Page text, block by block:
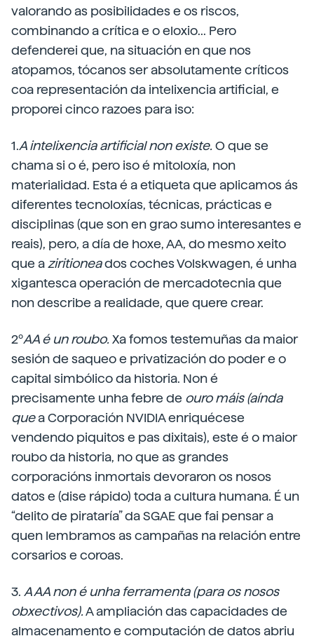
valorando as posibilidades e os riscos,
combinando a crítica e o eloxio... Pero
defenderei que, na situación en que nos
atopamos, tócanos ser absolutamente críticos
coa representación da intelixencia artificial, e
proporei cinco razoes para iso:
1.A intelixencia artificial non existe.O que se
chama si o é, pero iso é mitoloxía, non
materialidad. Esta é a etiqueta que aplicamos ás
diferentes tecnoloxías, técnicas, prácticas e
disciplinas (que son en grao sumo interesantes e
reais), pero, a día de hoxe, AA, do mesmo xeito
que a ziritioneados coches Volskwagen, é unha
xigantesca operación de mercadotecnia que
non describe a realidade, que quere crear.
2ºAA é un roubo.Xa fomos testemuñas da maior
sesión de saqueo e privatización do poder e o
capital simbólico da historia. Non é
precisamente unha febre de ouro máis (aínda
quea Corporación NVIDIA enriquécese
vendendo piquitos e pas dixitais), este é o maior
roubo da historia, no que as grandes
corporacións inmortais devoraron os nosos
datos e (dise rápido) toda a cultura humana. É un
“delito de pirataría” da SGAE que fai pensar a
quen lembramos as campañas na relación entre
corsarios e coroas.
3. A AA non é unha ferramenta (para os nosos
obxectivos).A ampliación das capacidades de
almacenamento e computación de datos abriu